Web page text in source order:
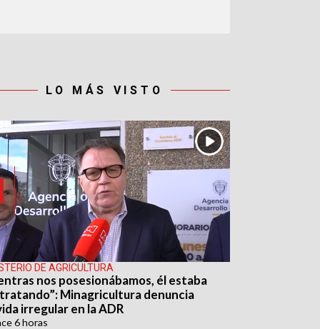
LO MÁS VISTO
DE AGRICULTURA
nos posesionábamos, él estaba
Minagricultura denuncia
irregular en la ADR
6 horas